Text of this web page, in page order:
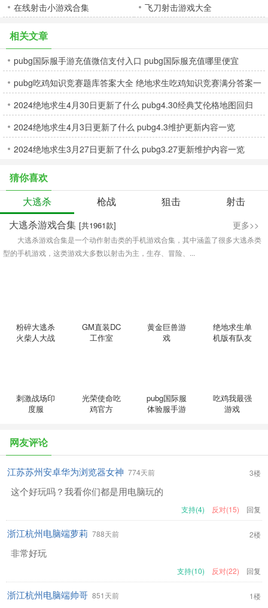
在线射击小游戏合集
飞刀射击游戏大全
相关文章
pubg国际服手游充值微信支付入口 pubg国际服充值哪里便宜
pubg吃鸡知识竞赛题库答案大全 绝地求生吃鸡知识竞赛满分答案一
览
2024绝地求生4月30日更新了什么 pubg4.30经典艾伦格地图回归
2024绝地求生4月3日更新了什么 pubg4.3维护更新内容一览
2024绝地求生3月27日更新了什么 pubg3.27更新维护内容一览
猜你喜欢
大逃杀
枪战 狙击
射击
大逃杀游戏合集 [共1961款] 更多>>
大逃杀游戏合集是一个动作射击类的手机游戏合集，其中涵盖了很多大逃杀类
型的手机游戏，这类游戏大多数以射击为主，生存、冒险、...
粉碎大逃杀
火柴人大战
GM直装DC
工作室
黄金巨兽游
戏
绝地求生单
机版有队友
刺激战场印
度服
光荣使命吃
鸡官方
pubg国际服
体验服手游
吃鸡我最强
游戏
网友评论
江苏苏州安卓华为浏览器女神 774天前 3楼
这个好玩吗？我看你们都是用电脑玩的
支持(4) 反对(15) 回复
浙江杭州电脑端萝莉 788天前 2楼
非常好玩
支持(10) 反对(22) 回复
浙江杭州电脑端帅哥 851天前 1楼